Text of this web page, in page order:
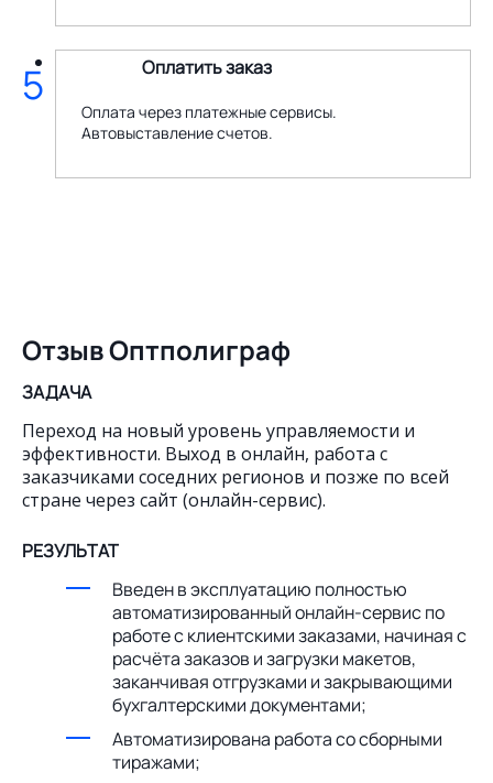
Оплатить заказ
Оплата через платежные сервисы.
Автовыставление счетов.
5
Отзыв Оптполиграф
ЗАДАЧА
Переход на новый уровень управляемости и
эффективности. Выход в онлайн, работа с
заказчиками соседних регионов и позже по всей
стране через сайт (онлайн-сервис).
РЕЗУЛЬТАТ
Введен в эксплуатацию полностью
автоматизированный онлайн-сервис по
работе с клиентскими заказами, начиная с
расчёта заказов и загрузки макетов,
заканчивая отгрузками и закрывающими
бухгалтерскими документами;
Автоматизирована работа со сборными
тиражами;